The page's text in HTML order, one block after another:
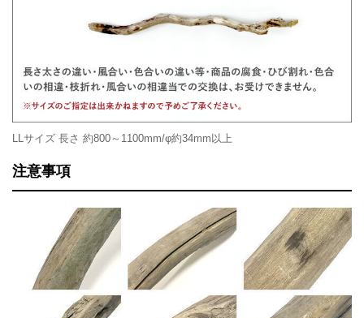
LLサイズ 長さ 約800～1100mm/φ約34mm以上
注意事項